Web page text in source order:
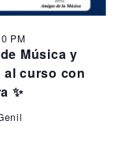
Música y
al curso con
✨
PM